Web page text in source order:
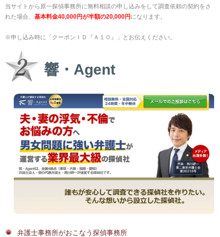
当サイトから原一探偵事務所に無料相談の申し込みをして調査依頼の契約をさ
れた場合、 基本料金40,000円が半額の20,000円になります。
※申し込み時に「クーポンＩＤ『Ａ１０』」とお伝えください。
響・Agent
弁護士事務所がおこなう探偵事務所